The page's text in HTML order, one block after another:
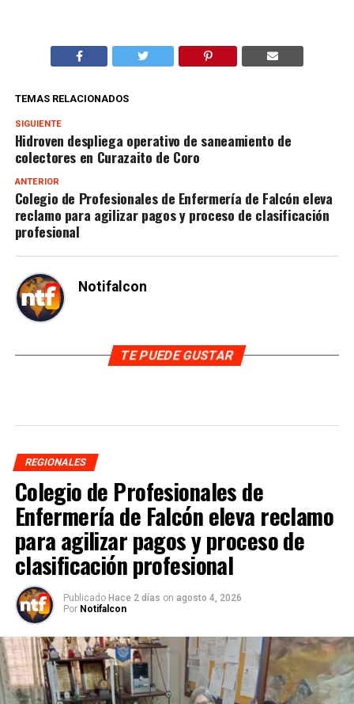
TEMAS RELACIONADOS
SIGUIENTE
Hidroven despliega operativo de saneamiento de
colectores en Curazaito de Coro
ANTERIOR
Colegio de Profesionales de Enfermería de Falcón eleva
reclamo para agilizar pagos y proceso de clasificación
profesional
Notifalcon
TE PUEDE GUSTAR
REGIONALES
Colegio de Profesionales de
Enfermería de Falcón eleva reclamo
para agilizar pagos y proceso de
clasificación profesional
Publicado Hace 2 días on agosto 4, 2026
Por Notifalcon